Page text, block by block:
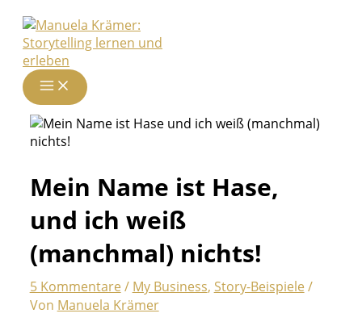
Zum
Inhalt
springen
Mein Name ist Hase,
und ich weiß
(manchmal) nichts!
5 Kommentare/ My Business, Story-Beispiele/
Von Manuela Krämer